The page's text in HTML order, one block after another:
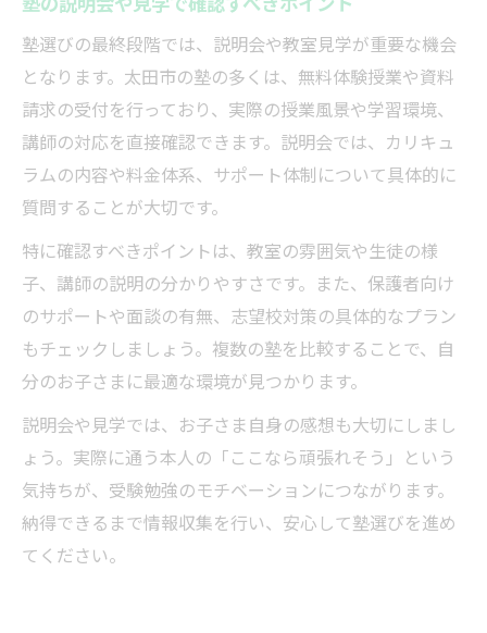
塾選びの最終段階では、説明会や教室見学が重要な機会
となります。太田市の塾の多くは、無料体験授業や資料
請求の受付を行っており、実際の授業風景や学習環境、
講師の対応を直接確認できます。説明会では、カリキュ
ラムの内容や料金体系、サポート体制について具体的に
質問することが大切です。
特に確認すべきポイントは、教室の雰囲気や生徒の様
子、講師の説明の分かりやすさです。また、保護者向け
のサポートや面談の有無、志望校対策の具体的なプラン
もチェックしましょう。複数の塾を比較することで、自
分のお子さまに最適な環境が見つかります。
説明会や見学では、お子さま自身の感想も大切にしまし
ょう。実際に通う本人の「ここなら頑張れそう」という
気持ちが、受験勉強のモチベーションにつながります。
納得できるまで情報収集を行い、安心して塾選びを進め
てください。